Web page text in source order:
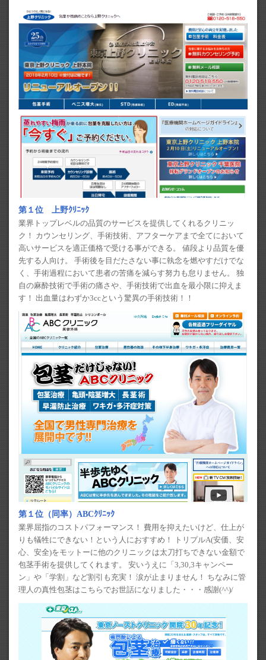
第１位 上野ｸﾘﾆｯｸ
業界トップレベルの品質のサービスを提供してくれるクリニッ
ク！ カウンセリング、手術技術、アフターケアまで全てにおいて
高いサービスを適正価格で受ける事ができる。 値段より品質を優
先する人向け。 手術後を目だたさない事に執念を燃やすだけでな
く、手術過程において患者の苦痛を減らす努力も怠りません。 独
自の麻酔技術で手術の痛さや、手術技術で出血を最小限に抑えま
す！ 出血量はわずか3ccという驚異の手術技術！！
第１位（同率）ABCｸﾘﾆｯｸ
業界屈指のコストパフォーマンス！ 費用を抑えたいけど、仕上が
りも犠牲にできない！という人におすすめ！ トリプルA(安価、安
心、安全)をモットーに他のクリニックは太刀打ちできない金額で
包茎手術を提供してくれます。 安いうえに「3,30,3キャンペー
ン」や「学割」など割引も充実！ 涙が止まりません！ ちなみに管
理人の真性包茎はこちらでお世話になりました・・・感謝(^^)/